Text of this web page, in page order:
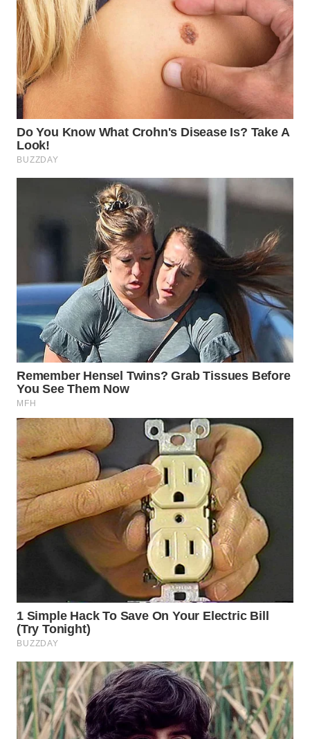
WN
DANAU
TOBA
WN
NIAS
WN
LANGKAT
WN
LESUNG
WN
KARO
SIMALUNGUN
WN
LABUHANBATU
WN
TAPANULI
TENGAH
WN DELI
TEBING
TINGGI
PAKPAK
WN
KARAWANG